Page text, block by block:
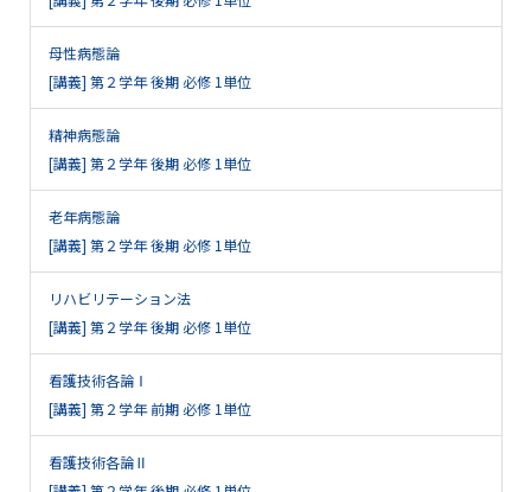
母性病態論
[講義] 第２学年 後期 必修 1単位
精神病態論
[講義] 第２学年 後期 必修 1単位
老年病態論
[講義] 第２学年 後期 必修 1単位
リハビリテーション法
[講義] 第２学年 後期 必修 1単位
看護技術各論Ⅰ
[講義] 第２学年 前期 必修 1単位
看護技術各論Ⅱ